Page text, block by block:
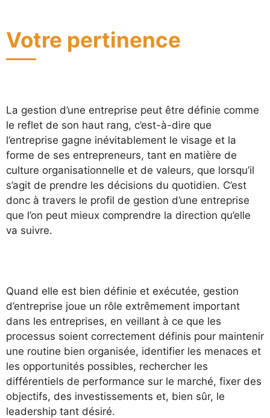
Votre pertinence
La gestion d’une entreprise peut être définie comme
le reflet de son haut rang, c’est-à-dire que
l’entreprise gagne inévitablement le visage et la
forme de ses entrepreneurs, tant en matière de
culture organisationnelle et de valeurs, que lorsqu’il
s’agit de prendre les décisions du quotidien. C’est
donc à travers le profil de gestion d’une entreprise
que l’on peut mieux comprendre la direction qu’elle
va suivre.
Quand elle est bien définie et exécutée, gestion
d’entreprise joue un rôle extrêmement important
dans les entreprises, en veillant à ce que les
processus soient correctement définis pour maintenir
une routine bien organisée, identifier les menaces et
les opportunités possibles, rechercher les
différentiels de performance sur le marché, fixer des
objectifs, des investissements et, bien sûr, le
leadership tant désiré.